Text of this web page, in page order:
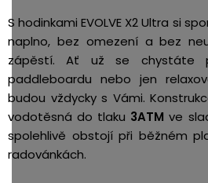
S hodinkami EVOLVE X2 Ultra si
naplno, bez omezení a bez
zápěstí. Ať už se chystáte
paddleboardu nebo jen
budou vždycky s Vámi.
vodotěsná do tlaku 3ATM ve
spolehlivě obstojí při běžném
radovánkách.